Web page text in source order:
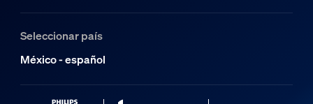
Seleccionar país
México - español